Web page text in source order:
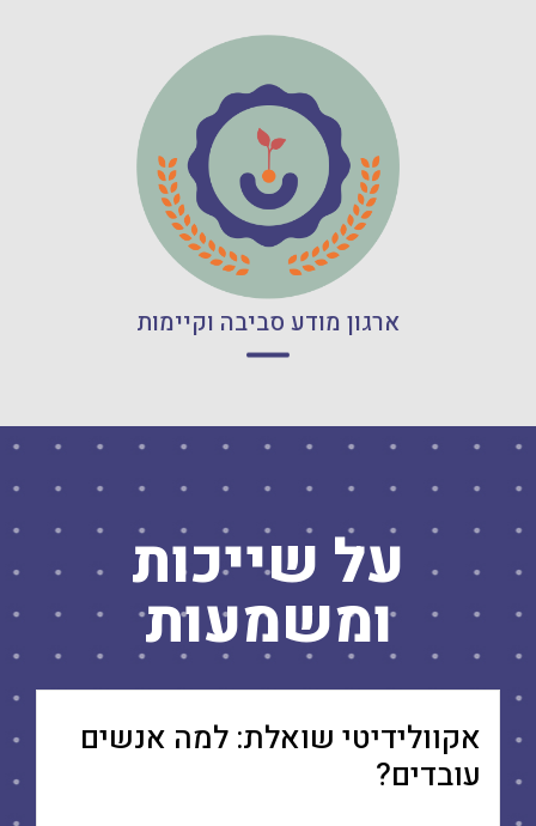
ארגון מודע סביבה וקיימות
קרא עוד
על שייכות
ומשמעות
אקוולידיטי שואלת: למה אנשים
עובדים?